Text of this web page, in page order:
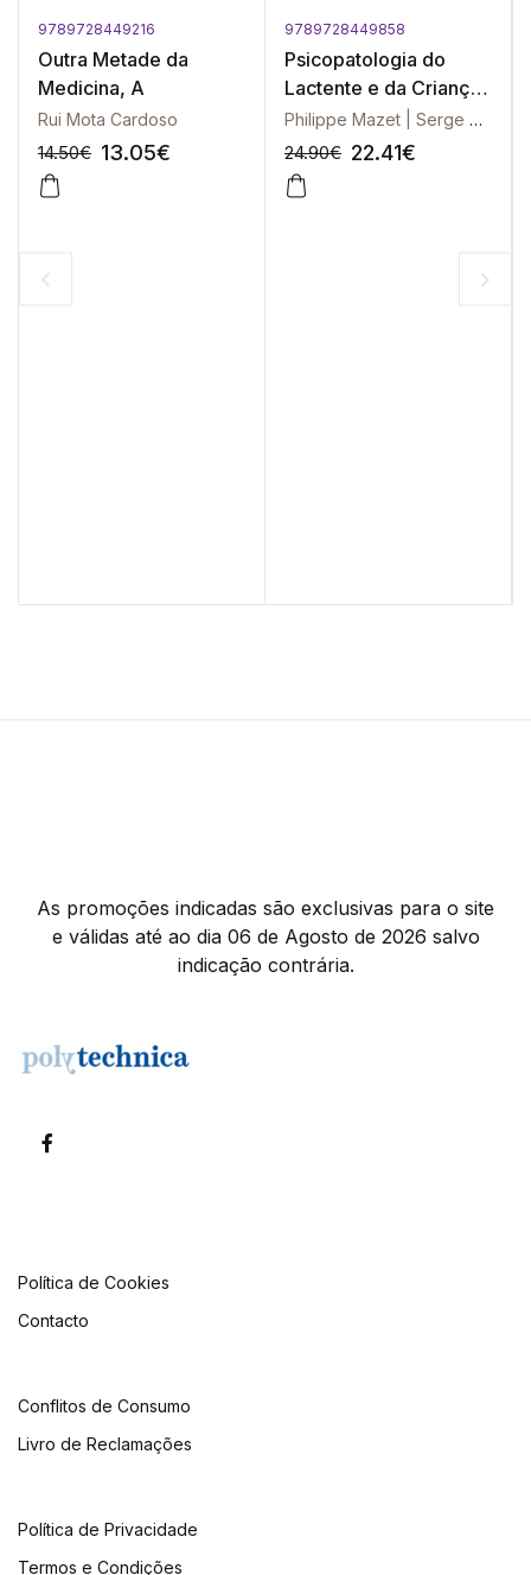
9789728449216
Outra Metade da
Medicina, A
Rui Mota Cardoso
14.50€ 13.05€
-10%
9789728449858
Psicopatologia do
Lactente e da Criança
Pequena
Philippe Mazet | Serge Stoleru
24.90€ 22.41€
As promoções indicadas são exclusivas para o site
e válidas até ao dia 06 de Agosto de 2026 salvo
indicação contrária.
Política de Cookies
Contacto
Conflitos de Consumo
Livro de Reclamações
Política de Privacidade
Termos e Condições